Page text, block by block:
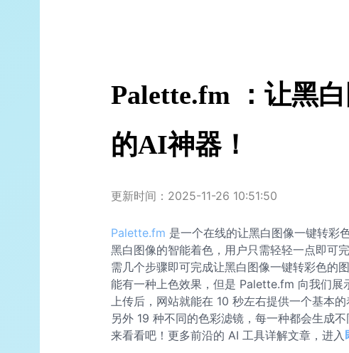
Palette.fm ：让黑
的AI神器！
更新时间：2025-11-26 10:51:50
Palette.fm 是一个在线的让黑白图像一键转彩
黑白图像的智能着色，用户只需轻轻一点即可
需几个步骤即可完成让黑白图像一键转彩色的
能有一种上色效果，但是 Palette.fm 向我们展
上传后，网站就能在 10 秒左右提供一个基本
另外 19 种不同的色彩滤镜，每一种都会生成
来看看吧！更多前沿的 AI 工具详解文章，进入